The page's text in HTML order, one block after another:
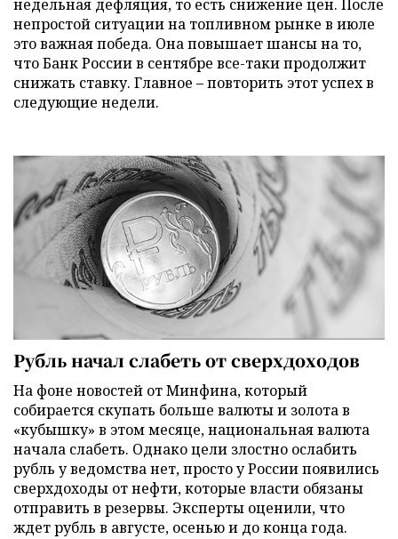
недельная дефляция, то есть снижение цен. После
непростой ситуации на топливном рынке в июле
это важная победа. Она повышает шансы на то,
что Банк России в сентябре все-таки продолжит
снижать ставку. Главное – повторить этот успех в
следующие недели.
Рубль начал слабеть от сверхдоходов
На фоне новостей от Минфина, который
собирается скупать больше валюты и золота в
«кубышку» в этом месяце, национальная валюта
начала слабеть. Однако цели злостно ослабить
рубль у ведомства нет, просто у России появились
сверхдоходы от нефти, которые власти обязаны
отправить в резервы. Эксперты оценили, что
ждет рубль в августе, осенью и до конца года.